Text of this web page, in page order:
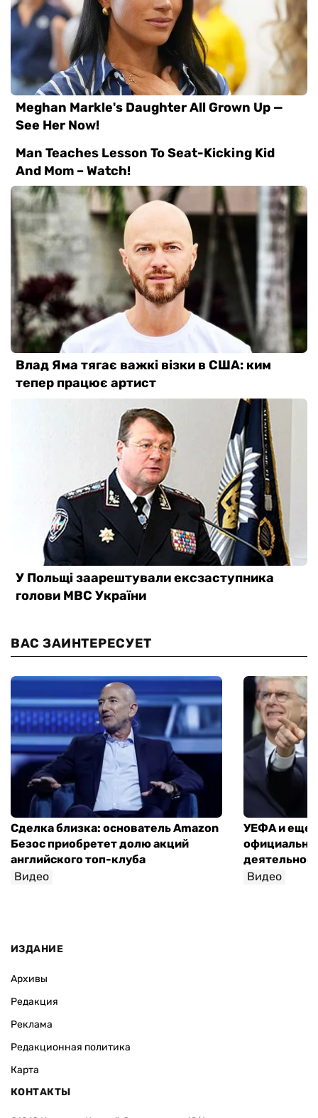
ВАС ЗАИНТЕРЕСУЕТ
Сделка близка: основатель Amazon
Безос приобретет долю акций
английского топ-клуба
Видео
УЕФА и еще
официально
Видео
ИЗДАНИЕ
Архивы
Редакция
Реклама
Редакционная политика
Карта
КОНТАКТЫ